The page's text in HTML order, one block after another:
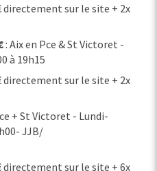
directement sur le site + 2x
: Aix en Pce & St Victoret -
à 19h15
directement sur le site + 2x
+ St Victoret - Lundi-
JJB/
directement sur le site + 6x